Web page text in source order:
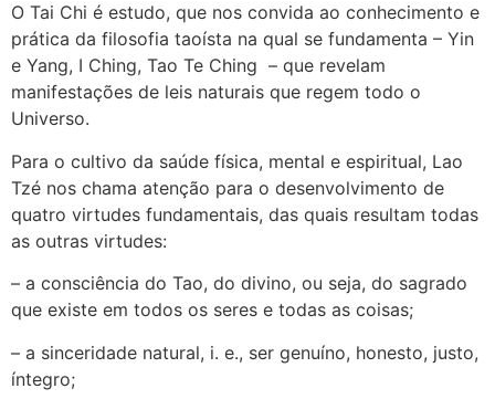
O Tai Chi é estudo, que nos convida ao conhecimento e
prática da filosofia taoísta na qual se fundamenta – Yin
e Yang, I Ching, Tao Te Ching – que revelam
manifestações de leis naturais que regem todo o
Universo.
Para o cultivo da saúde física, mental e espiritual, Lao
Tzé nos chama atenção para o desenvolvimento de
quatro virtudes fundamentais, das quais resultam todas
as outras virtudes:
– a consciência do Tao, do divino, ou seja, do sagrado
que existe em todos os seres e todas as coisas;
– a sinceridade natural, i. e., ser genuíno, honesto, justo,
íntegro;